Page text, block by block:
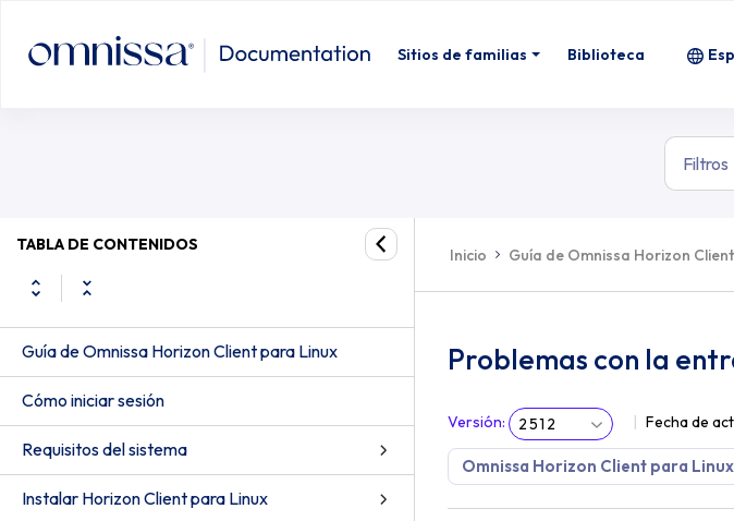
Sitios de familias Biblioteca
Filtros
TABLA DE CONTENIDOS
Guía de Omnissa Horizon Client para Linux
Cómo iniciar sesión
Requisitos del sistema
Instalar Horizon Client para Linux
Inicio Guía de Omnissa Horizon
Problemas con la
Versión: 2512 Fecha de
Omnissa Horizon Client para Linux